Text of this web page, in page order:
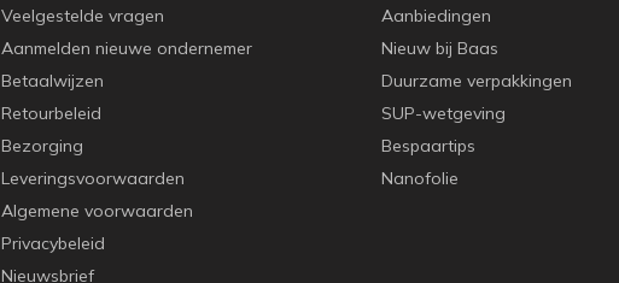
Veelgestelde vragen
Aanmelden nieuwe ondernemer
Betaalwijzen
Retourbeleid
Bezorging
Leveringsvoorwaarden
Algemene voorwaarden
Privacybeleid
Nieuwsbrief
Aanbiedingen
Nieuw bij Baas
Duurzame verpakkingen
SUP-wetgeving
Bespaartips
Nanofolie